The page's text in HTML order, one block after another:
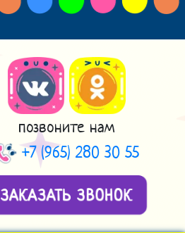
позвоните нам
+7 (965) 280 30 55
ЗАКАЗАТЬ ЗВОНОК